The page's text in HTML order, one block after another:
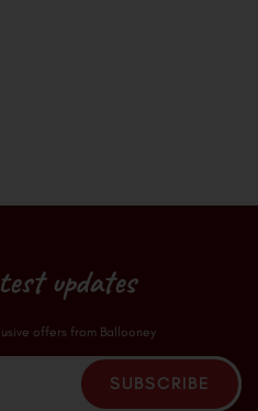
updates
offers from Ballooney
SUBSCRIBE